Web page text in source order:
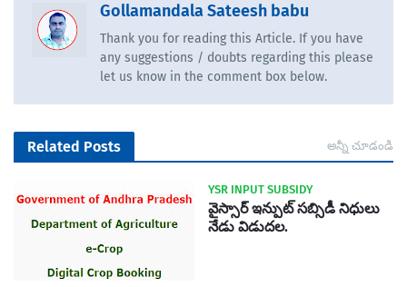
Gollamandala Sateesh babu
Thank you for reading this Article. If you have
any suggestions / doubts regarding this please
let us know in the comment box below.
Related Posts అన్నీ చూడండి
YSR INPUT SUBSIDY
వైస్సార్ ఇన్పుట్ సబ్సిడీ నిధులు
నేడు విడుదల.